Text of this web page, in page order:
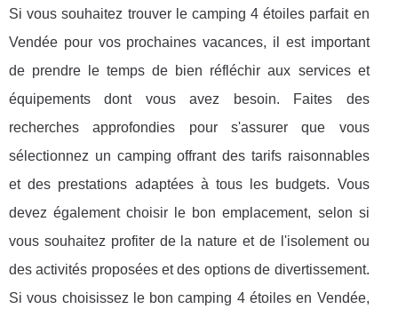
Si vous souhaitez trouver le camping 4 étoiles parfait en
Vendée pour vos prochaines vacances, il est important
de prendre le temps de bien réfléchir aux services et
équipements dont vous avez besoin. Faites des
recherches approfondies pour s'assurer que vous
sélectionnez un camping offrant des tarifs raisonnables
et des prestations adaptées à tous les budgets. Vous
devez également choisir le bon emplacement, selon si
vous souhaitez profiter de la nature et de l'isolement ou
des activités proposées et des options de divertissement.
Si vous choisissez le bon camping 4 étoiles en Vendée,